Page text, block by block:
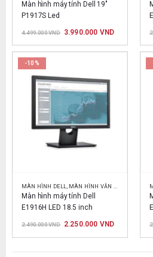
Màn hình máy tính Dell 19″
P1917S Led
4.499.000VND Giá
là:
4.499.000 VND.
3.990.000 VNDGiá
tại
là:
3.990.000
-10%
MÀN HÌNH DELL, MÀN HÌNH VĂN PHÒNG
Màn hình máy tính Dell
E1916H LED 18.5 inch
2.490.000VND Giá
là:
2.250.000 VNDGiá
tại
2.250.000